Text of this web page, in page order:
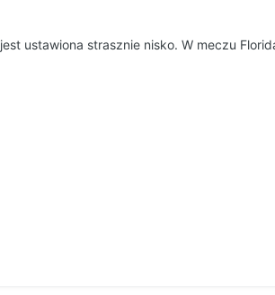
ustawiona strasznie nisko. W meczu